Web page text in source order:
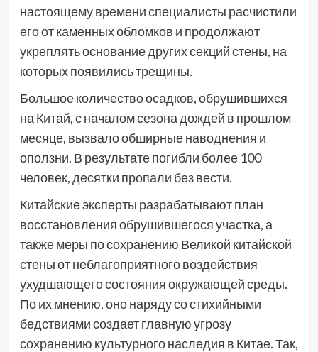
настоящему времени специалисты расчистили
его от каменных обломков и продолжают
укреплять основание других секций стены, на
которых появились трещины.
Большое количество осадков, обрушившихся
на Китай, с началом сезона дождей в прошлом
месяце, вызвало обширные наводнения и
оползни. В результате погибли более 100
человек, десятки пропали без вести.
Китайские эксперты разрабатывают план
восстановления обрушившегося участка, а
также меры по сохранению Великой китайской
стены от неблагоприятного воздействия
ухудшающего состояния окружающей среды.
По их мнению, оно наряду со стихийными
бедствиями создает главную угрозу
сохранению культурного наследия в Китае. Так,